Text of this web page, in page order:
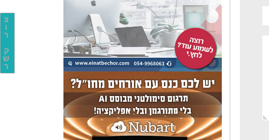
צ
ו
ר
ק
ש
ר